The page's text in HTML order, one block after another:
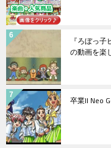
『ろぼっ
の動画を楽
卒業II Neo